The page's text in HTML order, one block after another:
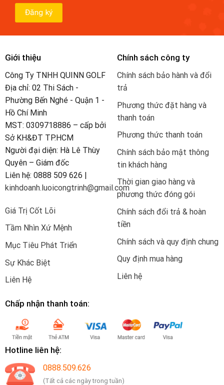
Giới thiệu
Công Ty TNHH QUINN GOLF
Địa chỉ: 02 Thi Sách -
Phường Bến Nghé - Quận 1 -
Hồ Chí Minh
MST: 0309718886 – cấp bởi
Sở KH&ĐT TP.HCM
Người đại diện: Hà Lê Thùy
Quyên – Giám đốc
Liên hệ: 0888 509 626 |
kinhdoanh.luoicongtrinh@gmail.com
Giá Trị Cốt Lõi
Tầm Nhìn Xứ Mệnh
Mục Tiêu Phát Triển
Sự Khác Biệt
Liên Hệ
Chính sách công ty
Chính sách bảo hành và đổi
trả
Phương thức đặt hàng và
thanh toán
Phương thức thanh toán
Chính sách bảo mật thông
tin khách hàng
Thời gian giao hàng và
phương thức đóng gói
Chính sách đổi trả & hoàn
tiền
Chính sách và quy định chung
Quy định mua hàng
Liên hệ
Chấp nhận thanh toán:
Hotline liên hệ:
0888.509.626
(Tất cả các ngày trong tuần)